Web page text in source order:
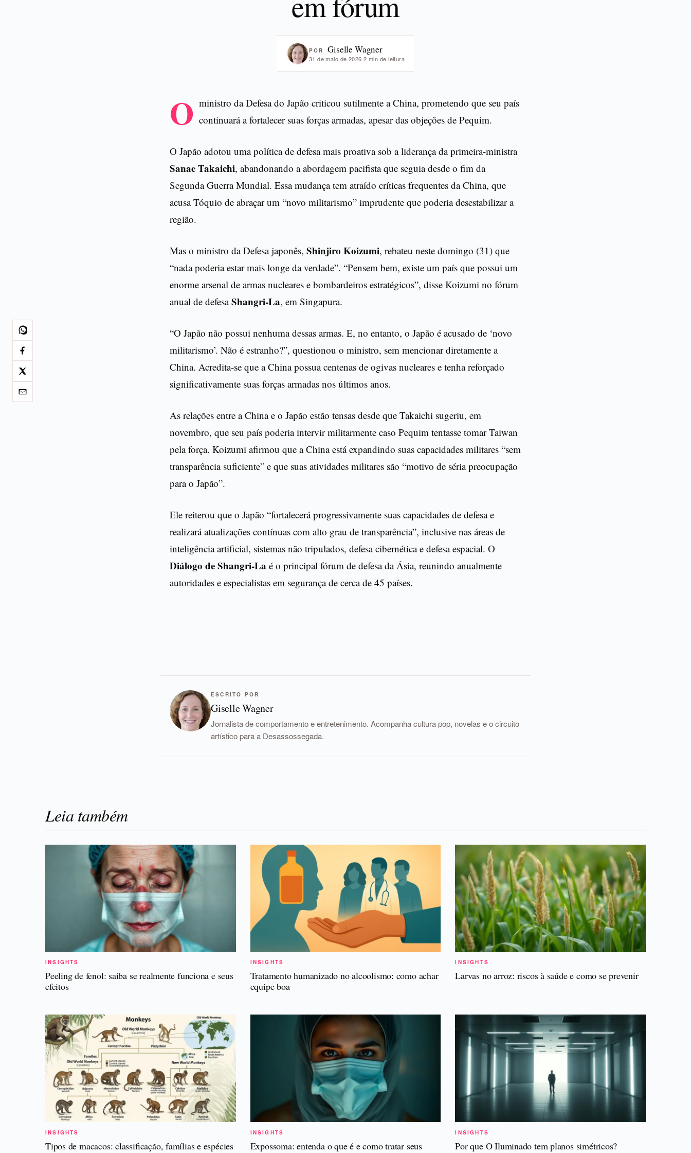
POR Giselle Wagner
31 de maio de 2026·2 min de leitura
O ministro da Defesa do Japão criticou sutilmente a China, prometendo que seu país
continuará a fortalecer suas forças armadas, apesar das objeções de Pequim.
O Japão adotou uma política de defesa mais proativa sob a liderança da primeira-ministra
Sanae Takaichi, abandonando a abordagem pacifista que seguia desde o fim da
Segunda Guerra Mundial. Essa mudança tem atraído críticas frequentes da China, que
acusa Tóquio de abraçar um “novo militarismo” imprudente que poderia desestabilizar a
região.
Mas o ministro da Defesa japonês, Shinjiro Koizumi, rebateu neste domingo (31) que
“nada poderia estar mais longe da verdade”. “Pensem bem, existe um país que possui um
enorme arsenal de armas nucleares e bombardeiros estratégicos”, disse Koizumi no fórum
anual de defesaShangri-La, em Singapura.
“O Japão não possui nenhuma dessas armas. E, no entanto, o Japão é acusado de ‘novo
militarismo’. Não é estranho?”, questionou o ministro, sem mencionar diretamente a
China. Acredita-se que a China possua centenas de ogivas nucleares e tenha reforçado
significativamente suas forças armadas nos últimos anos.
As relações entre a China e o Japão estão tensas desde que Takaichi sugeriu, em
novembro, que seu país poderia intervir militarmente caso Pequim tentasse tomar Taiwan
pela força. Koizumi afirmou que a China está expandindo suas capacidades militares “sem
transparência suficiente” e que suas atividades militares são “motivo de séria preocupação
para o Japão”.
Ele reiterou que o Japão “fortalecerá progressivamente suas capacidades de defesa e
realizará atualizações contínuas com alto grau de transparência”, inclusive nas áreas de
inteligência artificial, sistemas não tripulados, defesa cibernética e defesa espacial. O
Diálogo de Shangri-La é o principal fórum de defesa da Ásia, reunindo anualmente
autoridades e especialistas em segurança de cerca de 45 países.
ESCRITO POR
Giselle Wagner
Jornalista de comportamento e entretenimento. Acompanha cultura pop, novelas e o circuito
artístico para a Desassossegada.
Leia também
INSIGHTS
Peeling de fenol: saiba se realmente funciona e seus
efeitos
INSIGHTS
Tratamento humanizado no alcoolismo: como achar
equipe boa
INSIGHTS
Larvas no arroz: riscos à saúde e como se prevenir
INSIGHTS
Tipos de macacos: classificação, famílias e espécies
INSIGHTS
Expossoma: entenda o que é e como tratar seus
INSIGHTS
Por que O Iluminado tem planos simétricos?